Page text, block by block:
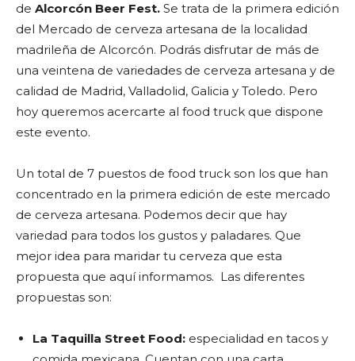
de Alcorcón Beer Fest. Se trata de la primera edición
del Mercado de cerveza artesana de la localidad
madrileña de Alcorcón. Podrás disfrutar de más de
una veintena de variedades de cerveza artesana y de
calidad de Madrid, Valladolid, Galicia y Toledo. Pero
hoy queremos acercarte al food truck que dispone
este evento.
Un total de 7 puestos de food truck son los que han
concentrado en la primera edición de este mercado
de cerveza artesana. Podemos decir que hay
variedad para todos los gustos y paladares. Que
mejor idea para maridar tu cerveza que esta
propuesta que aquí informamos. Las diferentes
propuestas son:
La Taquilla Street Food: especialidad en tacos y